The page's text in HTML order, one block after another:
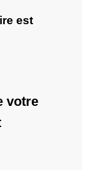
est
votre